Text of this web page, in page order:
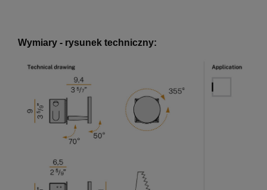
Wymiary - rysunek techniczny: